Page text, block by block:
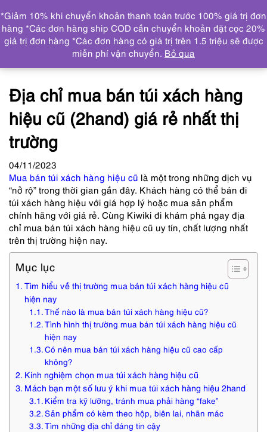
DANH MỤC
Trang chủ Tin tức
Địa chỉ mua bán túi xách hàng hiệu
cũ (2hand) giá rẻ nhất thị trường
Địa chỉ mua bán túi xách hàng
hiệu cũ (2hand) giá rẻ nhất thị
trường
04/11/2023
Mua bán túi xách hàng hiệu cũ là một trong những dịch vụ
“nở rộ” trong thời gian gần đây. Khách hàng có thể bán đi
túi xách hàng hiệu với giá hợp lý hoặc mua sản phẩm
chính hãng với giá rẻ. Cùng Kiwiki đi khám phá ngay địa
chỉ mua bán túi xách hàng hiệu cũ uy tín, chất lượng nhất
trên thị trường hiện nay.
Mục lục
Tìm hiểu về thị trường mua bán túi xách hàng hiệu cũ
hiện nay
Thế nào là mua bán túi xách hàng hiệu cũ?
Tình hình thị trường mua bán túi xách hàng hiệu cũ
hiện nay
Có nên mua bán túi xách hàng hiệu cũ cao cấp
không?
Kinh nghiệm chọn mua túi xách hàng hiệu cũ
Mách bạn một số lưu ý khi mua túi xách hàng hiệu 2hand
Kiểm tra kỹ lưỡng, tránh mua phải hàng “fake”
Sản phẩm có kèm theo hộp, biên lai, nhãn mác
Tìm những địa chỉ đáng tin cậy
*Giảm 10% khi chuyển khoản thanh toán trước 100% giá trị đơn
hàng *Các đơn hàng ship COD cần chuyển khoản đặt cọc 20%
giá trị đơn hàng *Các đơn hàng có giá trị trên 1.5 triệu sẽ được
miễn phí vận chuyển. Bỏ qua